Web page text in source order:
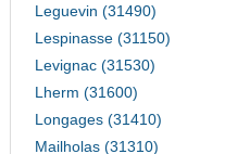
Leguevin (31490)
Lespinasse (31150)
Levignac (31530)
Lherm (31600)
Longages (31410)
Mailholas (31310)